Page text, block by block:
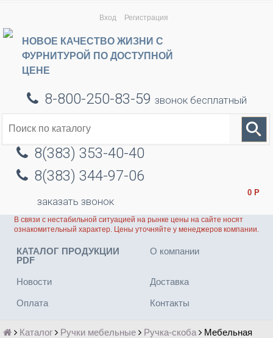
Вход Регистрация
НОВОЕ КАЧЕСТВО ЖИЗНИ С
ФУРНИТУРОЙ ПО ДОСТУПНОЙ
ЦЕНЕ
8-800-250-83-59 звонок бесплатный
8(383) 353-40-40
8(383) 344-97-06
заказать звонок
0 Р
В связи с нестабильной ситуацией на рынке цены на сайте носят
ознакомительный характер. Цены уточняйте у менеджеров компании.
КАТАЛОГ ПРОДУКЦИИ
PDF
О компании
Новости Доставка
Оплата Контакты
Каталог Ручки мебельные Ручка-скоба
Мебельная